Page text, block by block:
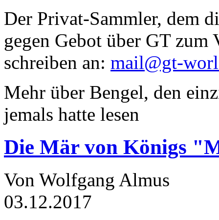
Der Privat-Sammler, dem
gegen Gebot über GT zum
schreiben an: mail@gt-
Mehr über Bengel, den
jemals hatte lesen
Die Mär von Königs
Von Wolfgang Almus
03.12.2017